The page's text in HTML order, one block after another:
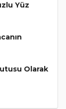
Yüz
Olarak